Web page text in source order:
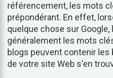
référencement, les mots
prépondérant. En effet,
quelque chose sur
généralement les mots
blogs peuvent contenir
de votre site Web s'en